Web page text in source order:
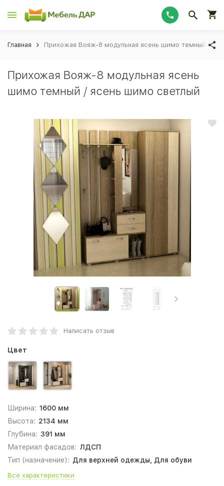
Главная Прихожая Вояж-8 модульная ясень шимо темный /
Прихожая Вояж-8 модульная ясень
шимо темный / ясень шимо светлый
Написать отзыв
Цвет
Ширина: 1600 мм
Высота: 2134 мм
Глубина: 391 мм
Материал фасадов: ЛДСП
Тип (назначение): Для верхней одежды, Для обуви
Все характеристики